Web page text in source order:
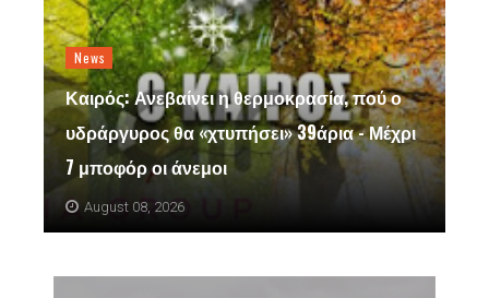
News
Καιρός: Ανεβαίνει η θερμοκρασία, πού ο
υδράργυρος θα «χτυπήσει» 39άρια - Μέχρι
7 μποφόρ οι άνεμοι
August 08, 2026